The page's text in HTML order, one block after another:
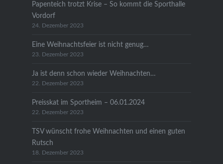
Papenteich trotzt Krise – So kommt die Sporthalle
Vordorf
24. Dezember 2023
Eine Weihnachtsfeier ist nicht genug…
23. Dezember 2023
Ja ist denn schon wieder Weihnachten…
22. Dezember 2023
Preisskat im Sportheim – 06.01.2024
22. Dezember 2023
TSV wünscht frohe Weihnachten und einen guten
Rutsch
18. Dezember 2023